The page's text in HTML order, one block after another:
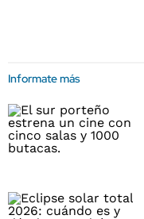
Informate más